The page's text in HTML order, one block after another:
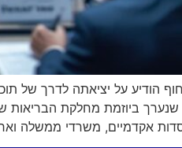
שנערך ביוזמת מחלקת
אקדמיים, משרדי ממשלה